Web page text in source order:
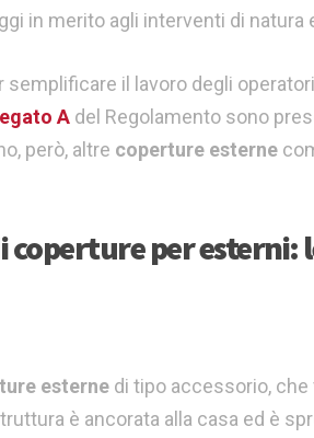
in merito agli interventi di natura
semplificare il lavoro degli
A del Regolamento sono
però, altre coperture esterne
coperture per
esterne di tipo accessorio,
è ancorata alla casa ed è